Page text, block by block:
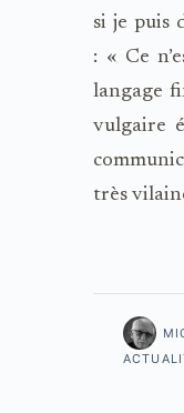
si je puis
: « Ce
langage
vulgaire
très